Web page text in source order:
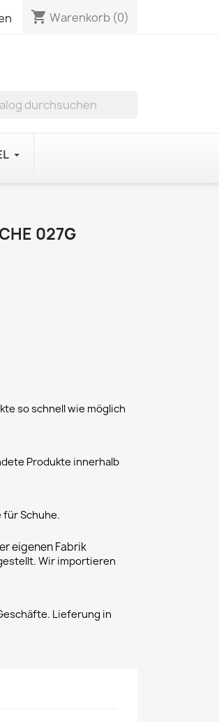
shopping_cart Warenkorb (0)
027G
so schnell wie möglich
Produkte innerhalb
Schuhe.
eigenen Fabrik
Wir importieren
Lieferung in